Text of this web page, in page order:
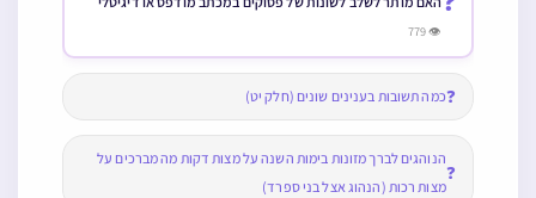
👁 779
❓כמה תשובות בענינים שונים (חלק יט)
❓
הנוהגים לברך מזונות בימות השנה על מצות דקות מה מברכים על
מצות רכות (הנהוג אצל בני ספרד)